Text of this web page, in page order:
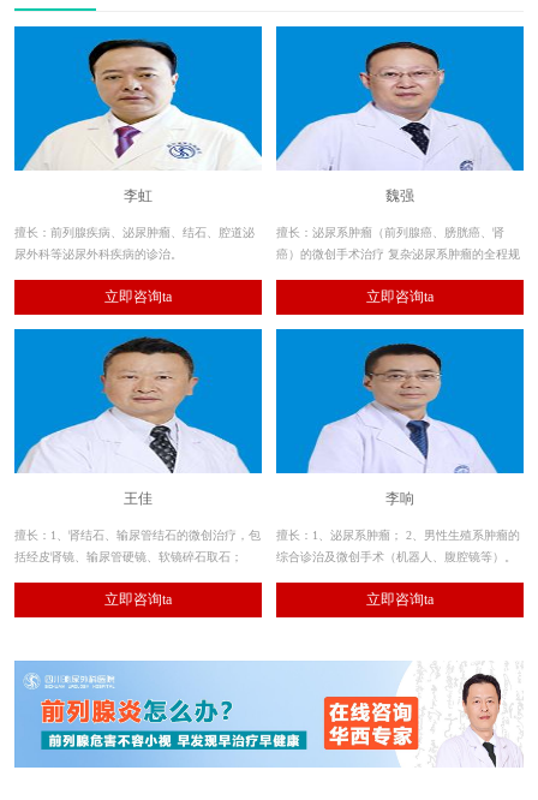
李虹
擅长：前列腺疾病、泌尿肿瘤、结石、腔道泌
尿外科等泌尿外科疾病的诊治。
立即咨询ta
魏强
擅长：泌尿系肿瘤（前列腺癌、膀胱癌、肾
癌）的微创手术治疗 复杂泌尿系肿瘤的全程规
等的激光及经尿道微创手术治疗）
立即咨询ta
王佳
擅长：1、肾结石、输尿管结石的微创治疗，包
括经皮肾镜、输尿管硬镜、软镜碎石取石；
立即咨询ta
李响
擅长：1、泌尿系肿瘤； 2、男性生殖系肿瘤的
综合诊治及微创手术（机器人、腹腔镜等）。
立即咨询ta